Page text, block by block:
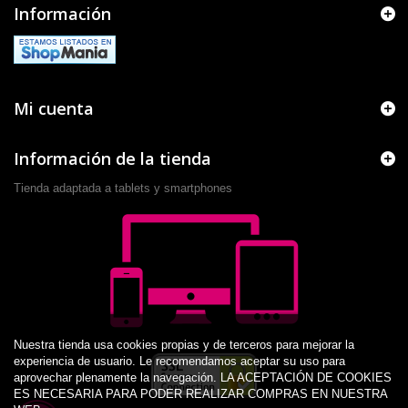
Información
Mi cuenta
Información de la tienda
Tienda adaptada a tablets y smartphones
Nuestra tienda usa cookies propias y de terceros para mejorar la
experiencia de usuario. Le recomendamos aceptar su uso para
aprovechar plenamente la navegación. LA ACEPTACIÓN DE COOKIES
ES NECESARIA PARA PODER REALIZAR COMPRAS EN NUESTRA